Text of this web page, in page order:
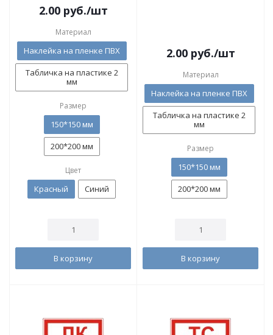
2.00руб./шт
Материал
Наклейка на пленке ПВХ
Табличка на пластике 2
мм
Размер
150*150 мм
200*200 мм
Цвет
Красный Синий
В корзину
2.00руб./шт
Материал
Наклейка на пленке ПВХ
Табличка на пластике 2
мм
Размер
150*150 мм
200*200 мм
В корзину